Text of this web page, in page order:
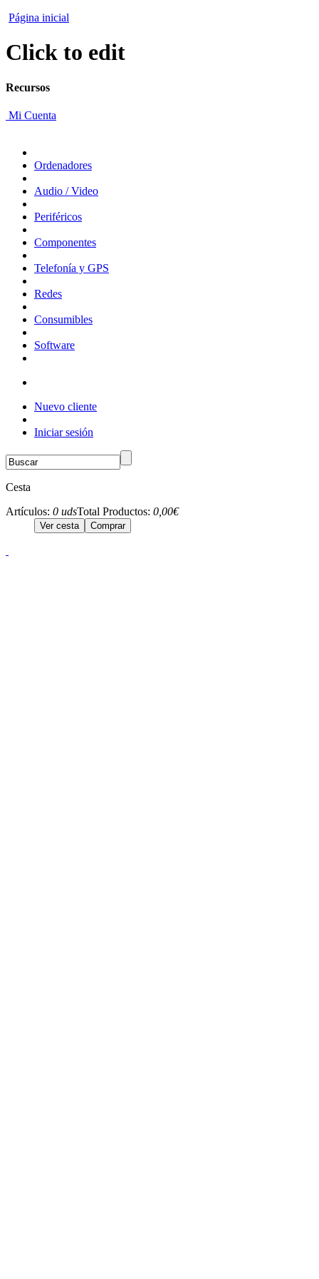
Página inicial
Click to edit
Recursos
Mi Cuenta
Ordenadores
Audio / Video
Periféricos
Componentes
Telefonía y GPS
Redes
Consumibles
Software
Nuevo cliente
Iniciar sesión
Cesta
Artículos: 0 udsTotal Productos: 0,00€